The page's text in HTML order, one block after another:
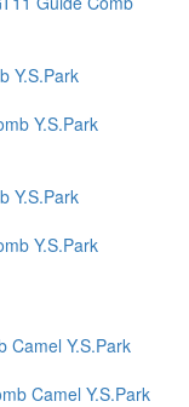
Y.S.Park
Y.S.Park
Camel Y.S.Park